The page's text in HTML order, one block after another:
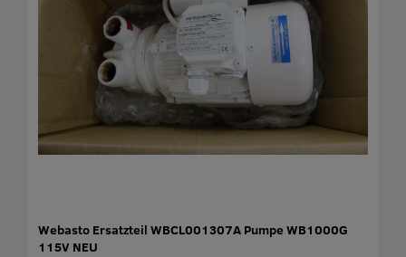
Webasto Ersatzteil WBCL001307A Pumpe WB1000G
115V NEU